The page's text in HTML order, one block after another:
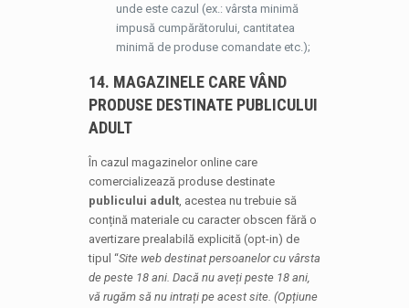
unde este cazul (ex.: vârsta minimă
impusă cumpărătorului, cantitatea
minimă de produse comandate etc.);
14. MAGAZINELE CARE VÂND
PRODUSE DESTINATE PUBLICULUI
ADULT
În cazul magazinelor online care
comercializează produse destinate
publicului adult, acestea nu trebuie să
conțină materiale cu caracter obscen fără o
avertizare prealabilă explicită (opt-in) de
tipul “Site web destinat persoanelor cu vârsta
de peste 18 ani. Dacă nu aveți peste 18 ani,
vă rugăm să nu intrați pe acest site. (Opțiune